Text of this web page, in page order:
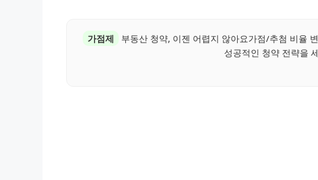
가점제
부동산 청약, 이젠 어렵지 않아요가점/추첨 비율
성공적인 청약 전략을